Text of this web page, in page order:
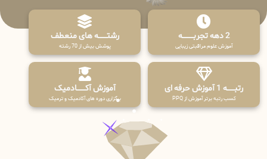
2 دهه تجربـــــــــه
آموزش علوم مراقبتی زیبایی
رشتـــــــه های منعطف
پوشش بیش از 70 رشته
رتبــــــه 1 آموزش حرفه ای
کسب رتبه برتر آموزش از PPQ
آموزش آکـــــــادمیک
برگزاری دوره های آکادمیک و ترمیک